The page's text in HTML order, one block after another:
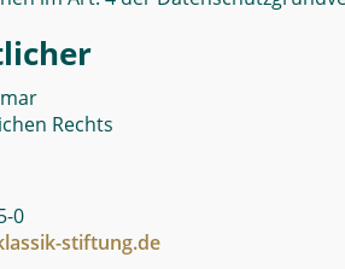
Rechts
0
stiftung.de